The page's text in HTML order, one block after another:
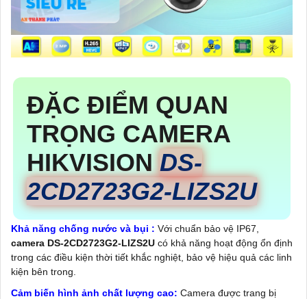
ĐẶC ĐIỂM QUAN
TRỌNG CAMERA
HIKVISION DS-
2CD2723G2-LIZS2U
Khả năng chống nước và bụi : Với chuẩn bảo vệ IP67,
camera DS-2CD2723G2-LIZS2U có khả năng hoạt động ổn định
trong các điều kiện thời tiết khắc nghiệt, bảo vệ hiệu quả các linh
kiện bên trong.
Cảm biến hình ảnh chất lượng cao: Camera được trang bị